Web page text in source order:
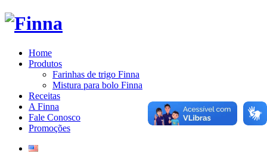
Home
Produtos
Farinhas de trigo Finna
Mistura para bolo Finna
Receitas
A Finna
Fale Conosco
Promoções